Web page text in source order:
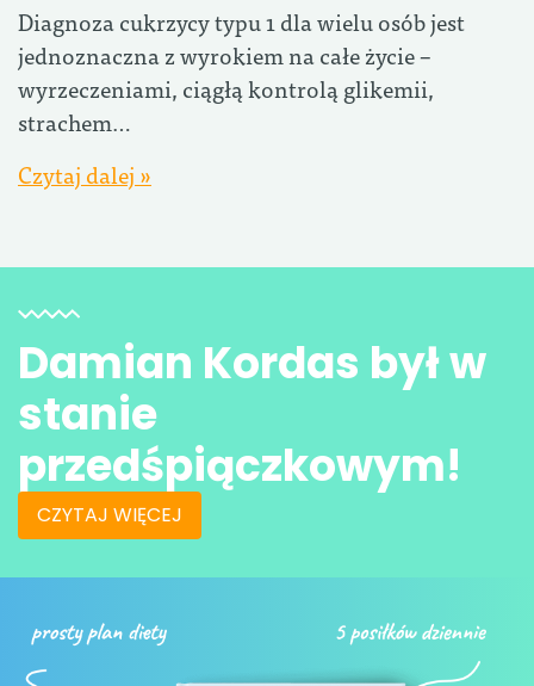
Diagnoza cukrzycy typu 1 dla wielu osób jest
jednoznaczna z wyrokiem na całe życie –
wyrzeczeniami, ciągłą kontrolą glikemii,
strachem…
Czytaj dalej »
Damian Kordas był w
stanie
przedśpiączkowym!
CZYTAJ WIĘCEJ